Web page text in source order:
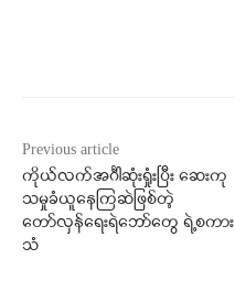
Previous article
ကိုယ်လက်အင်္ဂါဆုံးရှုံးပြီး ဆေးကု
သမှုခံယူနေကြဆဲဖြစ်တဲ့
တော်လှန်ရေးရဲဘော်တွေ ရဲ့စကား
သံ